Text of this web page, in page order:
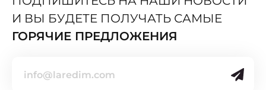
И ВЫ БУДЕТЕ ПОЛУЧАТЬ САМЫЕ
ГОРЯЧИЕ ПРЕДЛОЖЕНИЯ